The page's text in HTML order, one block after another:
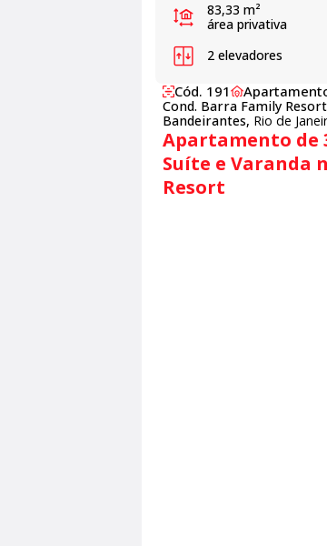
83,33 m²
área privativa
2 elevadores
Cód. 191
Cond. Barra Family
Bandeirantes, Rio de
Apartamento de
Suíte e Varanda
Resort